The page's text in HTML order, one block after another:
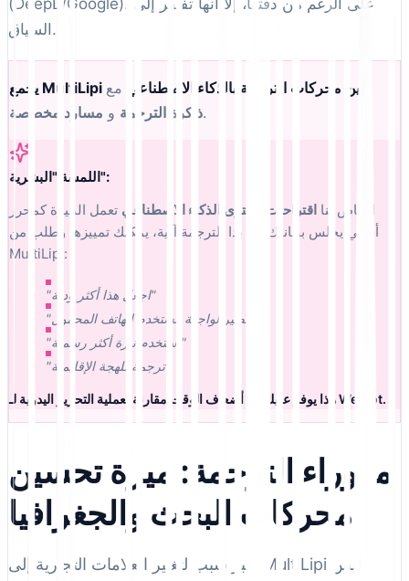
(DeepL/Google). على الرغم من دقتها، إلا أنها تفتقر إلى
السياق.
يجمع MultiLipi بين محركات الترجمة بالذكاء الاصطناعي
مع
ذاكرة الترجمة و مسارد مخصصة .
اللمسة "البشرية":
الخاص بنا اقتراحات محتوى الذكاء الاصطناعي تعمل الميزة كمحرر
أصلي يجلس بجانبك. إذا بدا الترجمة آلية، يمكنك تمييزها وطلب من
MultiLipi:
"اجعل هذا أكثر ودية"
"استخدم نبرة أكثر رسمية"
"ترجمة للهجة الإقليمية"
هذا يوفر عليك 10 أضعاف الوقت مقارنة بعملية التحرير اليدوية لـ Weglot.
ما وراء الترجمة: ميزة تحسين
محركات البحث والجغرافيا
أكبر سبب لتغيير العلامات التجارية إلى MultiLipi ليس